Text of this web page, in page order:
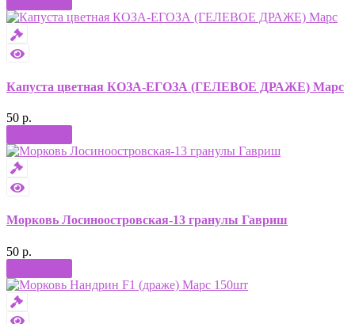
Капуста цветная КОЗА-ЕГОЗА (ГЕЛЕВОЕ ДРАЖЕ) Марс
50 р.
Морковь Лосиноостровская-13 гранулы Гавриш
50 р.